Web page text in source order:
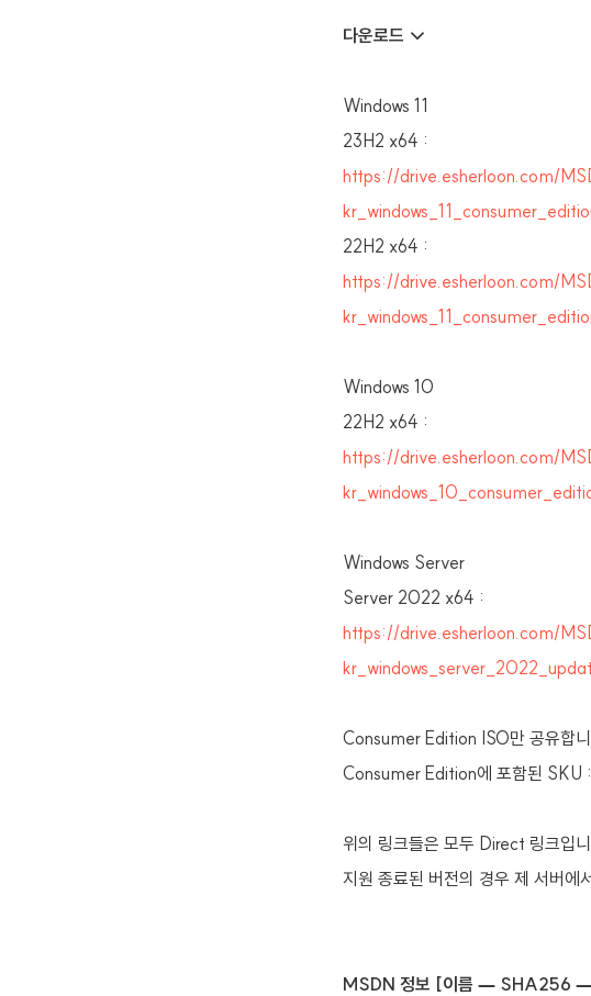
다운로드 ↓
Windows 11
23H2 x64 :
https://drive.esherloon.com/
22H2 x64 :
https://drive.esherloon.com/
Windows 10
22H2 x64 :
https://drive.esherloon.com/
Windows Server
Server 2022 x64 :
https://drive.esherloon.com/
Consumer Edition ISO만 공유합
Consumer Edition에 포함된
위의 링크들은 모두 Direct 링크입
지원 종료된 버전의 경우 제 서버
MSDN 정보 [이름 — SHA256